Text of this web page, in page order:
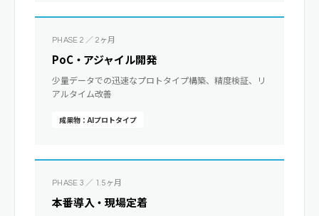
PHASE 2 ／ 2ヶ月
PoC・アジャイル開発
少量データでの迅速なプロトタイプ構築、精度検証、リ
アルタイム改善
成果物：AIプロトタイプ
PHASE 3 ／ 1.5ヶ月
本番導入・現場定着